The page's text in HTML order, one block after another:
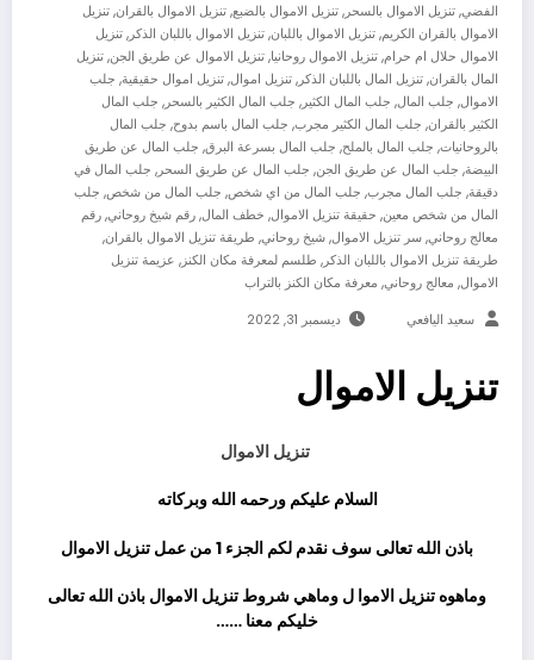
الفضي, تنزيل الاموال بالسحر, تنزيل الاموال بالضبع, تنزيل الاموال بالقران, تنزيل
الاموال بالقران الكريم, تنزيل الاموال باللبان, تنزيل الاموال باللبان الذكر, تنزيل
الاموال حلال ام حرام, تنزيل الاموال روحانيا, تنزيل الاموال عن طريق الجن, تنزيل
المال بالقران, تنزيل المال باللبان الذكر, تنزيل اموال, تنزيل اموال حقيقية, جلب
الاموال, جلب المال, جلب المال الكثير, جلب المال الكثير بالسحر, جلب المال
الكثير بالقران, جلب المال الكثير مجرب, جلب المال باسم بدوح, جلب المال
بالروحانيات, جلب المال بالملح, جلب المال بسرعة البرق, جلب المال عن طريق
البيضة, جلب المال عن طريق الجن, جلب المال عن طريق السحر, جلب المال في
دقيقة, جلب المال مجرب, جلب المال من اي شخص, جلب المال من شخص, جلب
المال من شخص معين, حقيقة تنزيل الاموال, خطف المال, رقم شيخ روحاني, رقم
معالج روحاني, سر تنزيل الاموال, شيخ روحاني, طريقة تنزيل الاموال بالقران,
طريقة تنزيل الاموال باللبان الذكر, طلسم لمعرفة مكان الكنز, عزيمة تنزيل
الاموال, معالج روحاني, معرفة مكان الكنز بالتراب
سعيد اليافعي ديسمبر 31, 2022
تنزيل الاموال
تنزيل الاموال
السلام عليكم ورحمه الله وبركاته
باذن الله تعالى سوف نقدم لكم الجزء 1 من عمل تنزيل الاموال
وماهوه تنزيل الاموا ل وماهي شروط تنزيل الاموال باذن الله تعالى
خليكم معنا ……